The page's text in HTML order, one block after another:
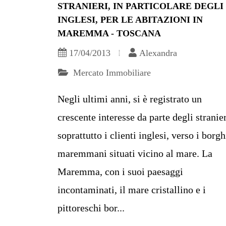
STRANIERI, IN PARTICOLARE DEGLI
INGLESI, PER LE ABITAZIONI IN
MAREMMA - TOSCANA
17/04/2013
Alexandra
Mercato Immobiliare
Negli ultimi anni, si è registrato un
crescente interesse da parte degli
soprattutto i clienti inglesi, verso i
maremmani situati vicino al mare. La
Maremma, con i suoi paesaggi
incontaminati, il mare cristallino e i
pittoreschi bor...